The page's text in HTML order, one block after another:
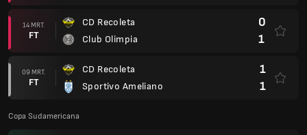
14 MRT.
FT
CD Recoleta
Club Olimpia
0
1
09 MRT.
FT
CD Recoleta
Sportivo Ameliano
1
1
Copa Sudamericana